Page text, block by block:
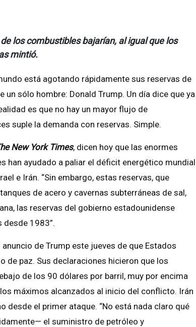
los combustibles bajarían, al igual que los
mintió.
está agotando rápidamente sus reservas de
sólo hombre: Donald Trump. Un día dice que ya
es que no hay un mayor flujo de
suple la demanda con reservas. Simple.
New York Times, dicen hoy que las enormes
han ayudado a paliar el déficit energético mundial
e Irán. “Sin embargo, estas reservas, que
de acero y cavernas subterráneas de sal,
las reservas del gobierno estadounidense
desde 1983”.
de Trump este jueves de que Estados
de paz. Sus declaraciones hicieron que los
de los 90 dólares por barril, muy por encima
máximos alcanzados al inicio del conflicto. Irán
desde el primer ataque. “No está nada claro qué
el suministro de petróleo y